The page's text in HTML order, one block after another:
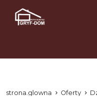
strona.glowna Oferty